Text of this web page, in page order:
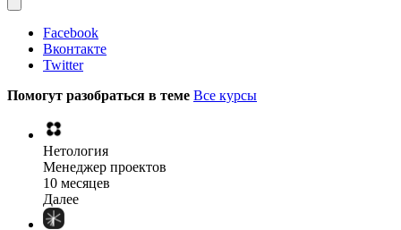
Facebook
Вконтакте
Twitter
Помогут разобраться в теме Все курсы
Нетология
Менеджер проектов
10 месяцев
Далее